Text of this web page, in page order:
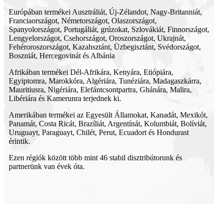
Európában termékei Ausztráliát, Új-Zélandot, Nagy-Britanniát,
Franciaországot, Németországot, Olaszországot,
Spanyolországot, Portugáliát, grúzokat, Szlovákiát, Finnországot,
Lengyelországot, Csehországot, Oroszországot, Ukrajnát,
Fehéroroszországot, Kazahsztánt, Üzbegisztánt, Svédországot,
Boszniát, Hercegovinát és Albánia
Afrikában termékei Dél-Afrikára, Kenyára, Etiópiára,
Egyiptomra, Marokkóra, Algériára, Tunéziára, Madagaszkárra,
Mauritiusra, Nigériára, Elefántcsontpartra, Ghánára, Malira,
Libériára és Kamerunra terjednek ki.
Amerikában termékei az Egyesült Államokat, Kanadát, Mexikót,
Panamát, Costa Ricát, Brazíliát, Argentínát, Kolumbiát, Bolíviát,
Uruguayt, Paraguayt, Chilét, Perut, Ecuadort és Hondurast
érintik.
Ezen régiók között több mint 46 stabil disztribútorunk és
partnerünk van évek óta.